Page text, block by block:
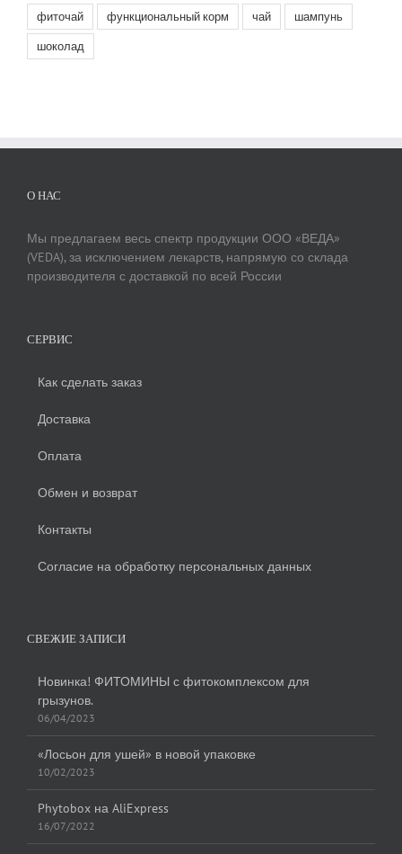
фиточай функциональный корм чай шампунь
шоколад
О НАС
Мы предлагаем весь спектр продукции ООО «ВЕДА»
(VEDA), за исключением лекарств, напрямую со склада
производителя с доставкой по всей России
СЕРВИС
Как сделать заказ
Доставка
Оплата
Обмен и возврат
Контакты
Согласие на обработку персональных данных
СВЕЖИЕ ЗАПИСИ
Новинка! ФИТОМИНЫ с фитокомплексом для
грызунов.
06/04/2023
«Лосьон для ушей» в новой упаковке
10/02/2023
Phytobox на AliExpress
16/07/2022